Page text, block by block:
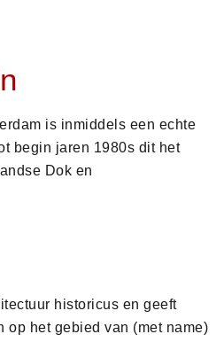
is inmiddels een echte
begin jaren 1980s dit het
Dok en
historicus en geeft
op het gebied van (met name)